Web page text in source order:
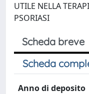
UTILE NELLA
PSORIASI
Scheda breve
Scheda
Anno di deposito